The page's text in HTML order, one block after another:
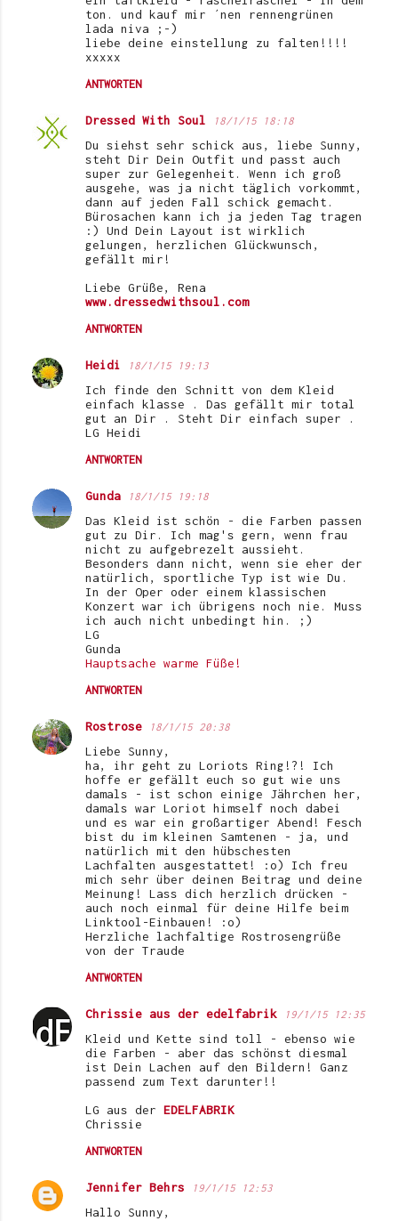
ton. und kauf mir ´nen rennengrünen
lada niva ;-)
liebe deine einstellung zu falten!!!!
xxxxx
ANTWORTEN
Dressed With Soul 18/1/15 18:18
Du siehst sehr schick aus, liebe Sunny,
steht Dir Dein Outfit und passt auch
super zur Gelegenheit. Wenn ich groß
ausgehe, was ja nicht täglich vorkommt,
dann auf jeden Fall schick gemacht.
Bürosachen kann ich ja jeden Tag tragen
:) Und Dein Layout ist wirklich
gelungen, herzlichen Glückwunsch,
gefällt mir!
Liebe Grüße, Rena
www.dressedwithsoul.com
ANTWORTEN
Heidi 18/1/15 19:13
Ich finde den Schnitt von dem Kleid
einfach klasse . Das gefällt mir total
gut an Dir . Steht Dir einfach super .
LG Heidi
ANTWORTEN
Gunda 18/1/15 19:18
Das Kleid ist schön - die Farben passen
gut zu Dir. Ich mag's gern, wenn frau
nicht zu aufgebrezelt aussieht.
Besonders dann nicht, wenn sie eher der
natürlich, sportliche Typ ist wie Du.
In der Oper oder einem klassischen
Konzert war ich übrigens noch nie. Muss
ich auch nicht unbedingt hin. ;)
LG
Gunda
Hauptsache warme Füße!
ANTWORTEN
Rostrose 18/1/15 20:38
Liebe Sunny,
ha, ihr geht zu Loriots Ring!?! Ich
hoffe er gefällt euch so gut wie uns
damals - ist schon einige Jährchen her,
damals war Loriot himself noch dabei
und es war ein großartiger Abend! Fesch
bist du im kleinen Samtenen - ja, und
natürlich mit den hübschesten
Lachfalten ausgestattet! :o) Ich freu
mich sehr über deinen Beitrag und deine
Meinung! Lass dich herzlich drücken -
auch noch einmal für deine Hilfe beim
Linktool-Einbauen! :o)
Herzliche lachfaltige Rostrosengrüße
von der Traude
ANTWORTEN
Chrissie aus der edelfabrik 19/1/15 12:35
Kleid und Kette sind toll - ebenso wie
die Farben - aber das schönst diesmal
ist Dein Lachen auf den Bildern! Ganz
passend zum Text darunter!!
LG aus der EDELFABRIK
Chrissie
ANTWORTEN
Jennifer Behrs 19/1/15 12:53
Hallo Sunny,